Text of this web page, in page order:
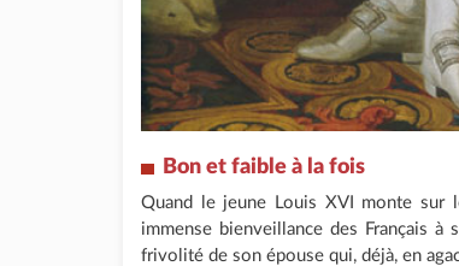
Bon et faible à la fois
Quand le jeune Louis XVI monte sur
immense bienveillance des Français
frivolité de son épouse qui, déjà, en